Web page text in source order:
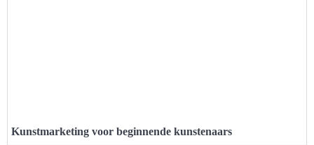
Kunstmarketing voor beginnende kunstenaars